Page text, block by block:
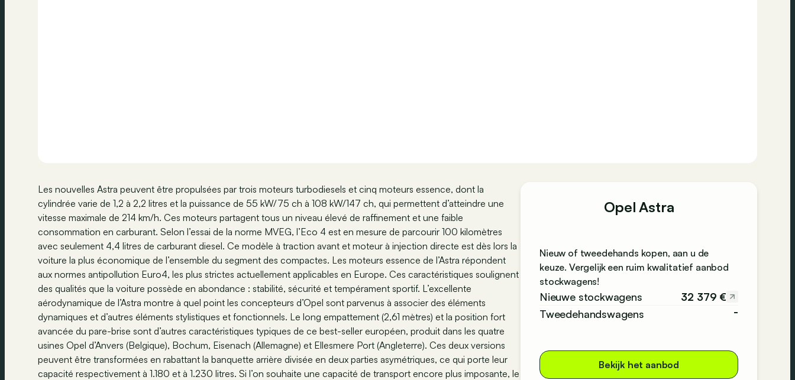
Les nouvelles Astra peuvent être propulsées par trois moteurs turbodiesels et cinq moteurs essence, dont la
cylindrée varie de 1,2 à 2,2 litres et la puissance de 55 kW/75 ch à 108 kW/147 ch, qui permettent d’atteindre une
vitesse maximale de 214 km/h. Ces moteurs partagent tous un niveau élevé de raffinement et une faible
consommation en carburant. Selon l’essai de la norme MVEG, l’Eco 4 est en mesure de parcourir 100 kilomètres
avec seulement 4,4 litres de carburant diesel. Ce modèle à traction avant et moteur à injection directe est dès lors la
voiture la plus économique de l’ensemble du segment des compactes. Les moteurs essence de l’Astra répondent
aux normes antipollution Euro4, les plus strictes actuellement applicables en Europe. Ces caractéristiques soulignent
des qualités que la voiture possède en abondance : stabilité, sécurité et tempérament sportif. L’excellente
aérodynamique de l’Astra montre à quel point les concepteurs d’Opel sont parvenus à associer des éléments
dynamiques et d’autres éléments stylistiques et fonctionnels. Le long empattement (2,61 mètres) et la position fort
avancée du pare-brise sont d’autres caractéristiques typiques de ce best-seller européen, produit dans les quatre
usines Opel d’Anvers (Belgique), Bochum, Eisenach (Allemagne) et Ellesmere Port (Angleterre). Ces deux versions
peuvent être transformées en rabattant la banquette arrière divisée en deux parties asymétriques, ce qui porte leur
capacité respectivement à 1.180 et à 1.230 litres. Si l’on souhaite une capacité de transport encore plus imposante, le
Opel Astra
Nieuw of tweedehands kopen, aan u de
keuze. Vergelijk een ruim kwalitatief aanbod
stockwagens!
Nieuwe stockwagens
32 379 €
Tweedehandswagens
-
Bekijk het aanbod